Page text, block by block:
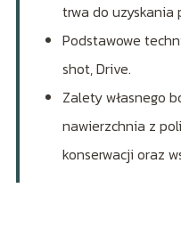
trwa do uzyskania
Podstawowe
shot, Drive.
Zalety własnego
nawierzchnia z
konserwacji oraz